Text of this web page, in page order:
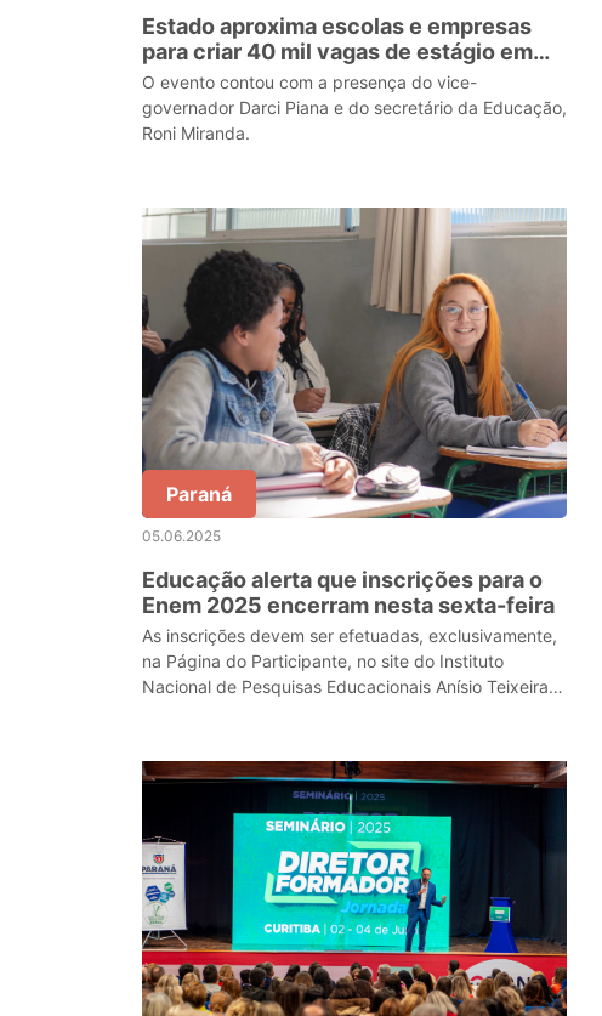
Estado aproxima escolas e empresas
para criar 40 mil vagas de estágio em
2025
O evento contou com a presença do vice-
governador Darci Piana e do secretário da Educação,
Roni Miranda.
Paraná
05.06.2025
Educação alerta que inscrições para o
Enem 2025 encerram nesta sexta-feira
As inscrições devem ser efetuadas, exclusivamente,
na Página do Participante, no site do Instituto
Nacional de Pesquisas Educacionais Anísio Teixeira